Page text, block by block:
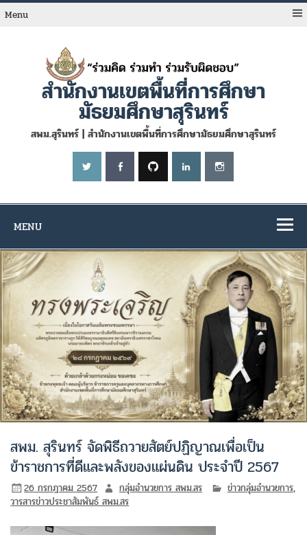
Skip
toMenu
สำนักงานเขตพื้นที่การศึกษา
มัธยมศึกษาสุรินทร์
สพม.สุรินทร์ | สำนักงานเขตพื้นที่การศึกษามัธยมศึกษาสุรินทร์
MENU
สพม. สุรินทร์ จัดพิธีถวายสัตย์ปฏิญาณเพื่อเป็น
ข้าราชการที่ดีและพลังของแผ่นดิน ประจำปี 2567
26 กรกฎาคม 2567 กลุ่มอำนวยการ สพม.สร ข่าวกลุ่มอำนวยการ,
วารสารข่าวประชาสัมพันธ์ สพม.สร